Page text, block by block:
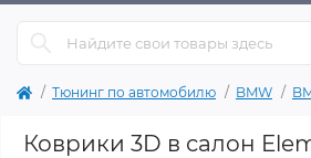
Тюнинг по автомобилю BMW
Коврики 3D в салон